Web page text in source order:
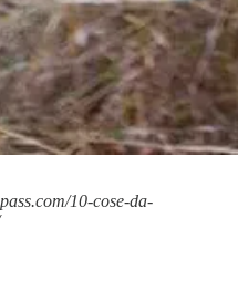
10-cose-da-